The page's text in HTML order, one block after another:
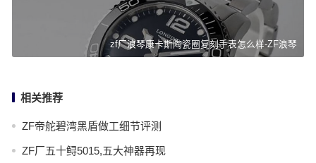
zf厂浪琴康卡斯陶瓷圈复刻手表怎么样-ZF浪琴
相关推荐
ZF帝舵碧湾黑盾做工细节评测
ZF厂五十鲟5015,五大神器再现